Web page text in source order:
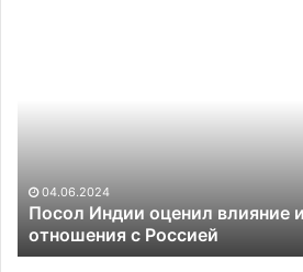
отношения
Россией
04.06.2024
Посол Индии оценил влияние
отношения с Россией